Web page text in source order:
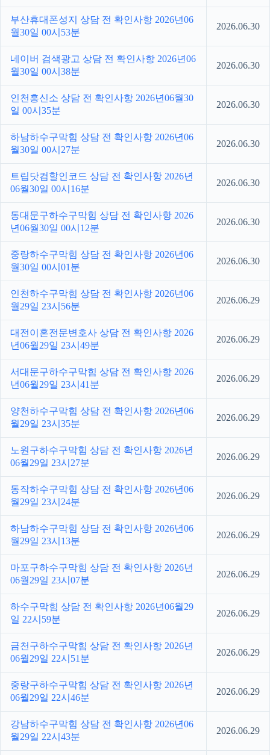
부산휴대폰성지 상담 전 확인사항 2026년06
월30일 00시53분
2026.06.30
네이버 검색광고 상담 전 확인사항 2026년06
월30일 00시38분
2026.06.30
인천흥신소 상담 전 확인사항 2026년06월30
일 00시35분
2026.06.30
하남하수구막힘 상담 전 확인사항 2026년06
월30일 00시27분
2026.06.30
트립닷컴할인코드 상담 전 확인사항 2026년
06월30일 00시16분
2026.06.30
동대문구하수구막힘 상담 전 확인사항 2026
년06월30일 00시12분
2026.06.30
중랑하수구막힘 상담 전 확인사항 2026년06
월30일 00시01분
2026.06.30
인천하수구막힘 상담 전 확인사항 2026년06
월29일 23시56분
2026.06.29
대전이혼전문변호사 상담 전 확인사항 2026
년06월29일 23시49분
2026.06.29
서대문구하수구막힘 상담 전 확인사항 2026
년06월29일 23시41분
2026.06.29
양천하수구막힘 상담 전 확인사항 2026년06
월29일 23시35분
2026.06.29
노원구하수구막힘 상담 전 확인사항 2026년
06월29일 23시27분
2026.06.29
동작하수구막힘 상담 전 확인사항 2026년06
월29일 23시24분
2026.06.29
하남하수구막힘 상담 전 확인사항 2026년06
월29일 23시13분
2026.06.29
마포구하수구막힘 상담 전 확인사항 2026년
06월29일 23시07분
2026.06.29
하수구막힘 상담 전 확인사항 2026년06월29
일 22시59분
2026.06.29
금천구하수구막힘 상담 전 확인사항 2026년
06월29일 22시51분
2026.06.29
중랑구하수구막힘 상담 전 확인사항 2026년
06월29일 22시46분
2026.06.29
강남하수구막힘 상담 전 확인사항 2026년06
월29일 22시43분
2026.06.29